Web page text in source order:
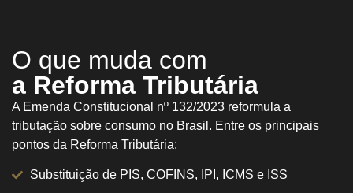
O que muda com
a Reforma Tributária
A Emenda Constitucional nº 132/2023 reformula a
tributação sobre consumo no Brasil. Entre os principais
pontos da Reforma Tributária:
Substituição de PIS, COFINS, IPI, ICMS e ISS